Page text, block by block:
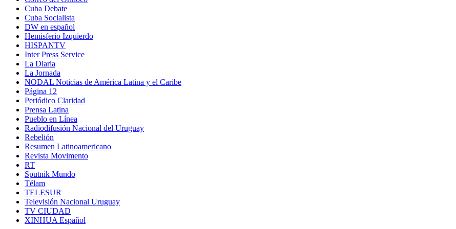
Cuba Debate
Cuba Socialista
DW en español
Hemisferio Izquierdo
HISPANTV
Inter Press Service
La Diaria
La Jornada
NODAL Noticias de América Latina y el Caribe
Página 12
Periódico Claridad
Prensa Latina
Pueblo en Línea
Radiodifusión Nacional del Uruguay
Rebelión
Resumen Latinoamericano
Revista Movimento
RT
Sputnik Mundo
Télam
TELESUR
Televisión Nacional Uruguay
TV CIUDAD
XINHUA Español